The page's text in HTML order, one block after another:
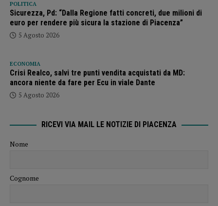
POLITICA
Sicurezza, Pd: “Dalla Regione fatti concreti, due milioni di
euro per rendere più sicura la stazione di Piacenza”
5 Agosto 2026
ECONOMIA
Crisi Realco, salvi tre punti vendita acquistati da MD:
ancora niente da fare per Ecu in viale Dante
5 Agosto 2026
RICEVI VIA MAIL LE NOTIZIE DI PIACENZA
Nome
Cognome